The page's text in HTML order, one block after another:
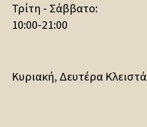
Τρίτη - Σάββατο:
10:00-21:00
Κυριακή, Δευτέρα Κλειστά